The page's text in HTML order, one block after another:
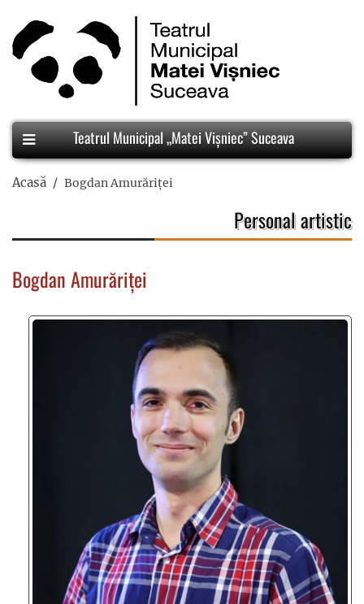
Teatrul Municipal „Matei Vișniec” Suceava
Acasă Bogdan Amurăriței
Personal artistic
Bogdan Amurăriței